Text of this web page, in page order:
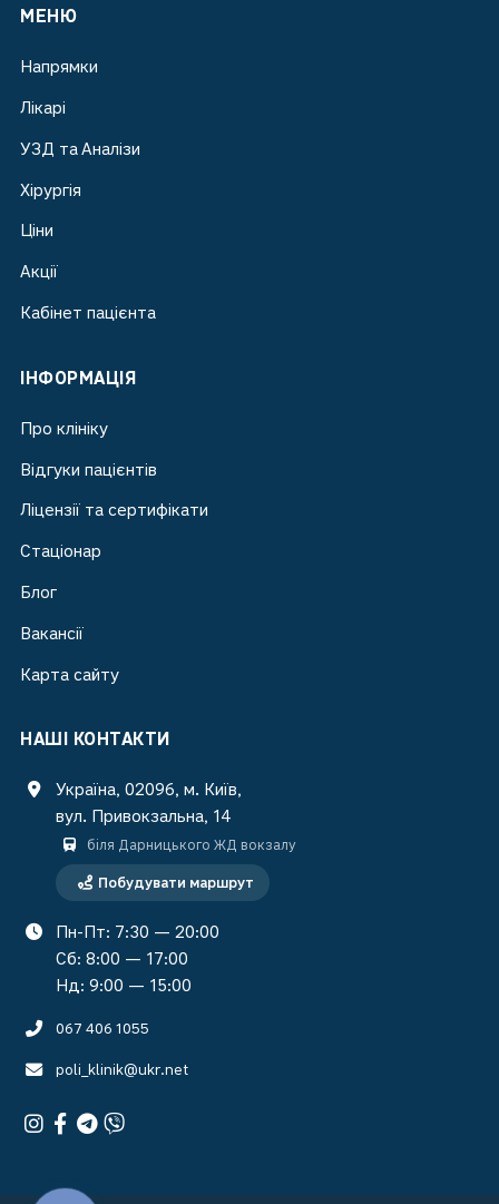
МЕНЮ
Напрямки
Лікарі
УЗД та Аналізи
Хірургія
Ціни
Акції
Кабінет пацієнта
ІНФОРМАЦІЯ
Про клініку
Відгуки пацієнтів
Ліцензії та сертифікати
Стаціонар
Блог
Вакансії
Карта сайту
НАШІ КОНТАКТИ
Україна, 02096, м. Київ,
вул. Привокзальна, 14
біля Дарницького ЖД вокзалу
Побудувати маршрут
Пн-Пт: 7:30 — 20:00
Сб: 8:00 — 17:00
Нд: 9:00 — 15:00
067 406 1055
poli_klinik@ukr.net